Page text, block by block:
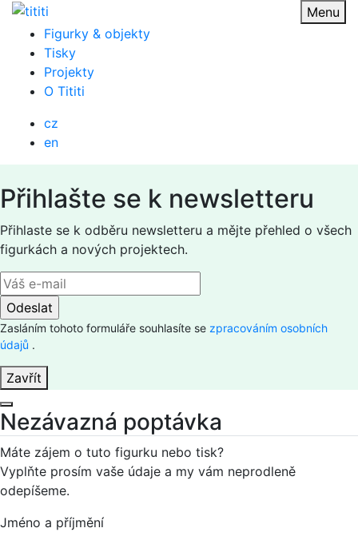
Přejít
Menu
Figurky & objekty
Tisky
Projekty
O Tititi
cz
en
Přihlašte se k newsletteru
Přihlaste se k odběru newsletteru a mějte přehled o všech
figurkách a nových projektech.
Zasláním tohoto formuláře souhlasíte se zpracováním osobních
údajů .
Zavřít
Nezávazná poptávka
Máte zájem o tuto figurku nebo tisk?
Vyplňte prosím vaše údaje a my vám neprodleně
odepíšeme.
Jméno a příjmění